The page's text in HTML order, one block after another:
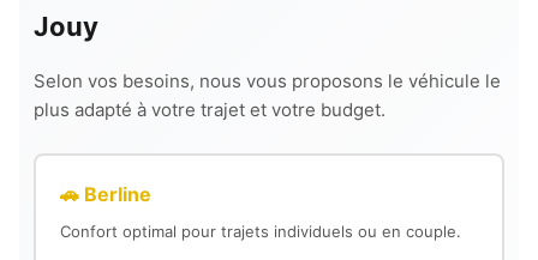
Jouy
Selon vos besoins, nous vous proposons le véhicule le
plus adapté à votre trajet et votre budget.
🚗 Berline
Confort optimal pour trajets individuels ou en couple.